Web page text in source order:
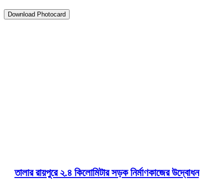
Download Photocard
তালার রায়পুরে ২.৪ কিলোমিটার সড়ক নির্মাণকাজের উদ্বোধন